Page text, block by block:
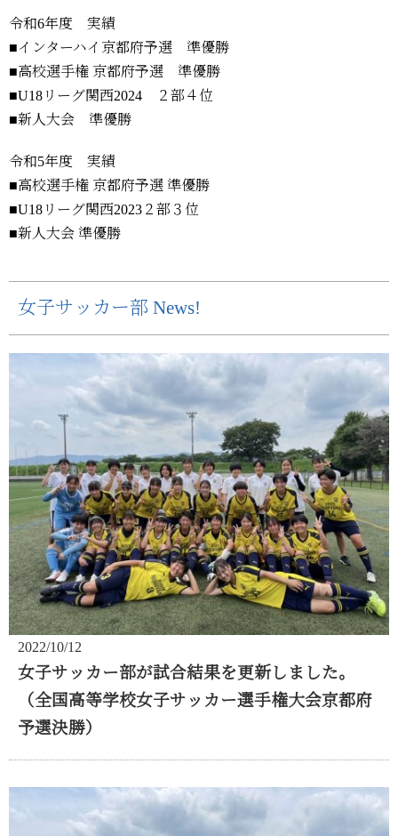
令和6年度 実績
■インターハイ京都府予選 準優勝
■高校選手権 京都府予選 準優勝
■U18リーグ関西2024 ２部４位
■新人大会 準優勝
令和5年度 実績
■高校選手権 京都府予選 準優勝
■U18リーグ関西2023２部３位
■新人大会 準優勝
女子サッカー部 News!
2022/10/12
女子サッカー部が試合結果を更新しました。
（全国高等学校女子サッカー選手権大会京都府
予選決勝）